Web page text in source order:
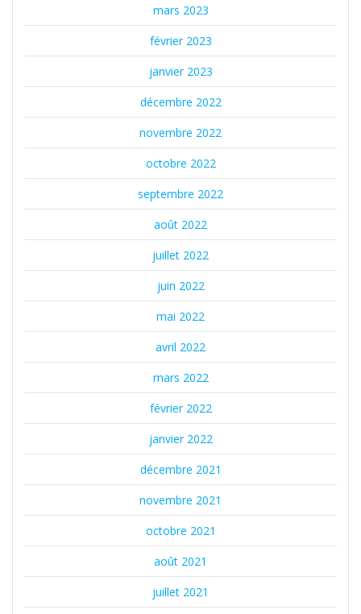
mars 2023
février 2023
janvier 2023
décembre 2022
novembre 2022
octobre 2022
septembre 2022
août 2022
juillet 2022
juin 2022
mai 2022
avril 2022
mars 2022
février 2022
janvier 2022
décembre 2021
novembre 2021
octobre 2021
août 2021
juillet 2021